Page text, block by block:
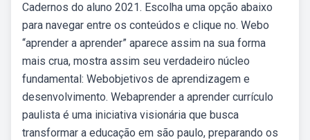
Cadernos do aluno 2021. Escolha uma opção abaixo
para navegar entre os conteúdos e clique no. Webo
“aprender a aprender” aparece assim na sua forma
mais crua, mostra assim seu verdadeiro núcleo
fundamental: Webobjetivos de aprendizagem e
desenvolvimento. Webaprender a aprender currículo
paulista é uma iniciativa visionária que busca
transformar a educação em são paulo, preparando os